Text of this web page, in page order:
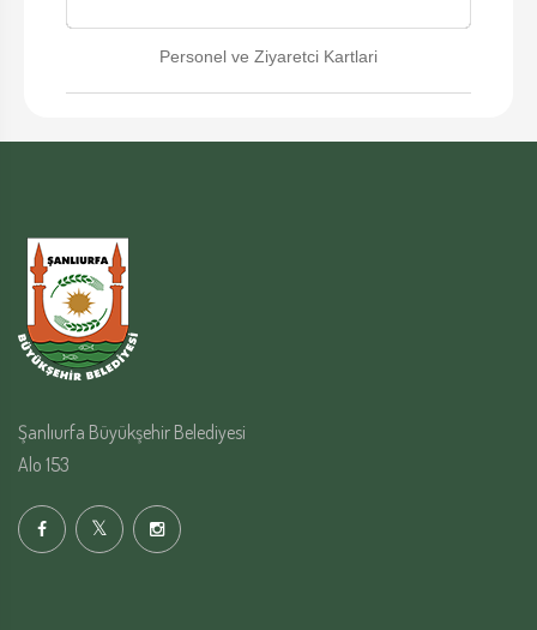
Personel ve Ziyaretci Kartlari
Şanlıurfa Büyükşehir Belediyesi
Alo 153